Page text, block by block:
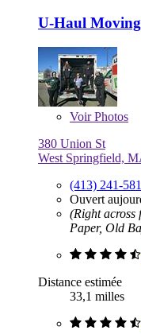
U-Haul
VoirPhotos
380 Union St
West Springfield,
(413) 241-
Ouvert
(Right across
Paper, Old
Distance estimée
33,1 milles